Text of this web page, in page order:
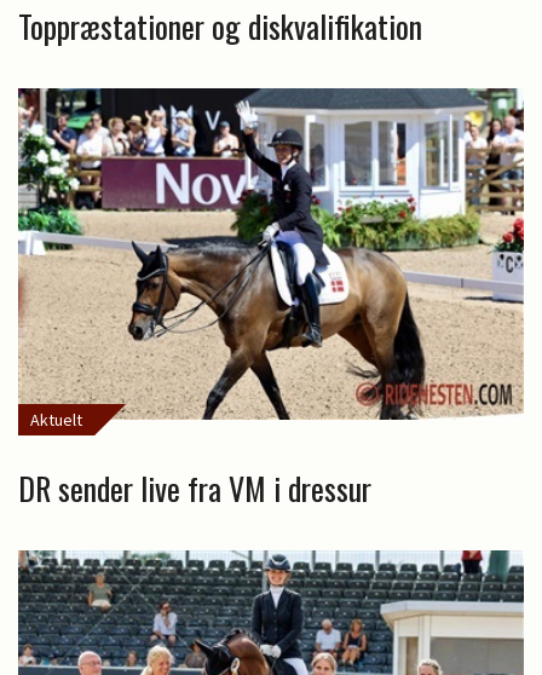
Toppræstationer og diskvalifikation
Aktuelt
DR sender live fra VM i dressur